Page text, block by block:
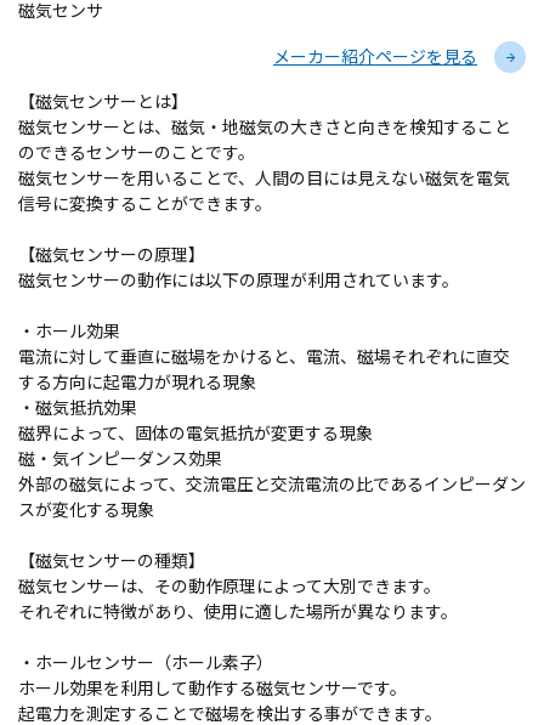
磁気センサ
メーカー紹介ページを見る
【磁気センサーとは】
磁気センサーとは、磁気・地磁気の大きさと向きを検知すること
のできるセンサーのことです。
磁気センサーを用いることで、人間の目には見えない磁気を電気
信号に変換することができます。
【磁気センサーの原理】
磁気センサーの動作には以下の原理が利用されています。
・ホール効果
電流に対して垂直に磁場をかけると、電流、磁場それぞれに直交
する方向に起電力が現れる現象
・磁気抵抗効果
磁界によって、固体の電気抵抗が変更する現象
磁・気インピーダンス効果
外部の磁気によって、交流電圧と交流電流の比であるインピーダン
スが変化する現象
【磁気センサーの種類】
磁気センサーは、その動作原理によって大別できます。
それぞれに特徴があり、使用に適した場所が異なります。
・ホールセンサー（ホール素子）
ホール効果を利用して動作する磁気センサーです。
起電力を測定することで磁場を検出する事ができます。